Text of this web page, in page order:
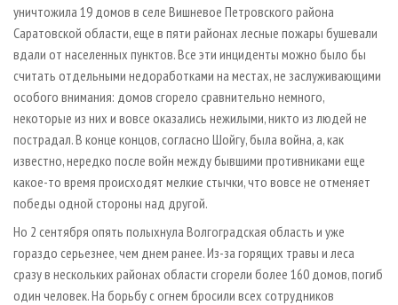
уничтожила 19 домов в селе Вишневое Петровского района
Саратовской области, еще в пяти районах лесные пожары бушевали
вдали от населенных пунктов. Все эти инциденты можно было бы
считать отдельными недоработками на местах, не заслуживающими
особого внимания: домов сгорело сравнительно немного,
некоторые из них и вовсе оказались нежилыми, никто из людей не
пострадал. В конце концов, согласно Шойгу, была война, а, как
известно, нередко после войн между бывшими противниками еще
какое-то время происходят мелкие стычки, что вовсе не отменяет
победы одной стороны над другой.
Но 2 сентября опять полыхнула Волгоградская область и уже
гораздо серьезнее, чем днем ранее. Из-за горящих травы и леса
сразу в нескольких районах области сгорели более 160 домов, погиб
один человек. На борьбу с огнем бросили всех сотрудников